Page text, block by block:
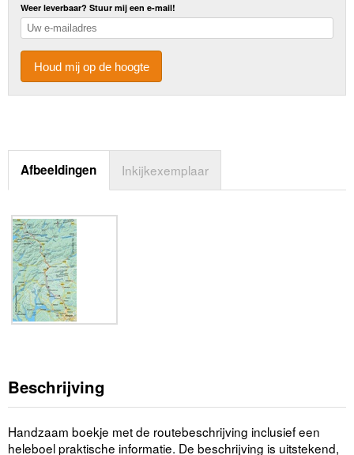
Weer leverbaar? Stuur mij een e-mail!
Houd mij op de hoogte
Afbeeldingen Inkijkexemplaar
Beschrijving
Handzaam boekje met de routebeschrijving inclusief een
heleboel praktische informatie. De beschrijving is uitstekend,